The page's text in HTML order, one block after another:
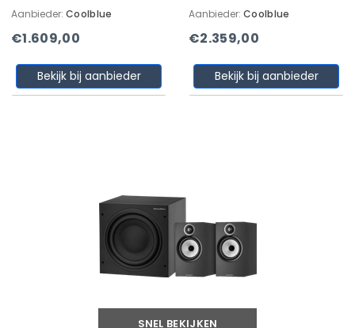
Aanbieder: Coolblue
€1.609,00
Bekijk bij aanbieder
Aanbieder: Coolblue
€2.359,00
Bekijk bij aanbieder
SNEL BEKIJKEN